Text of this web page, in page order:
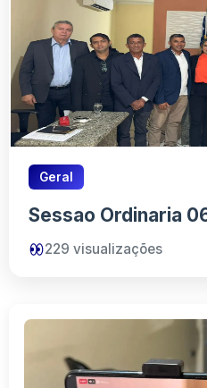
Geral
Sessao Ordinaria
229 visualizações